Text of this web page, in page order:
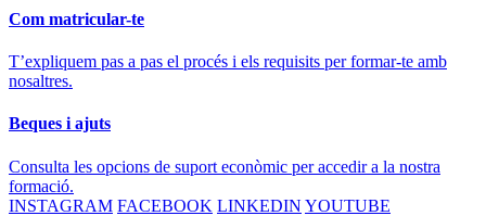
Com matricular-te
T’expliquem pas a pas el procés i els requisits per formar-te amb
nosaltres.
Beques i ajuts
Consulta les opcions de suport econòmic per accedir a la nostra
formació.
INSTAGRAM FACEBOOK LINKEDIN YOUTUBE